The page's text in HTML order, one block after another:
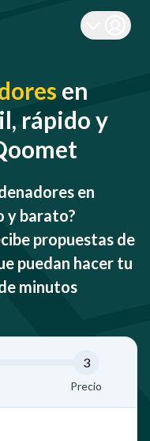
en
rápido y
en
y barato?
propuestas de
puedan hacer tu
minutos
3
Precio